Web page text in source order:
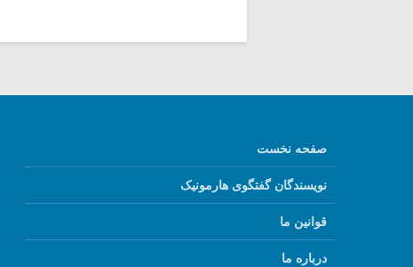
صفحه نخست
نویسندگان گفتگوی هارمونیک
قوانین ما
درباره ما